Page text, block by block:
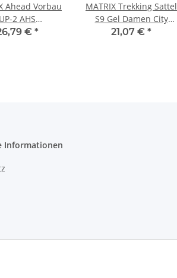
Ahead Vorbau
UP-2 AHS
€ *
MATRIX Trekking Sattel
S9 Gel Damen City
Touring Fahrradsattel
21,07 € *
Informationen